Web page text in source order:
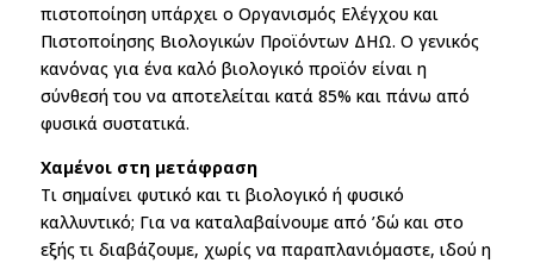
πιστοποίηση υπάρχει ο Οργανισμός Ελέγχου και
Πιστοποίησης Βιολογικών Προϊόντων ΔΗΩ. Ο γενικός
κανόνας για ένα καλό βιολογικό προϊόν είναι η
σύνθεσή του να αποτελείται κατά 85% και πάνω από
φυσικά συστατικά.
Χαμένοι στη μετάφραση
Τι σημαίνει φυτικό και τι βιολογικό ή φυσικό
καλλυντικό; Για να καταλαβαίνουμε από ’δώ και στο
εξής τι διαβάζουμε, χωρίς να παραπλανιόμαστε, ιδού η